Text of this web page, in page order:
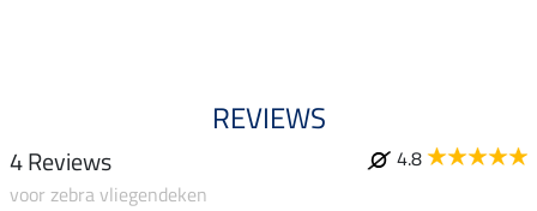
REVIEWS
4 Reviews
4.8
voor zebra vliegendeken